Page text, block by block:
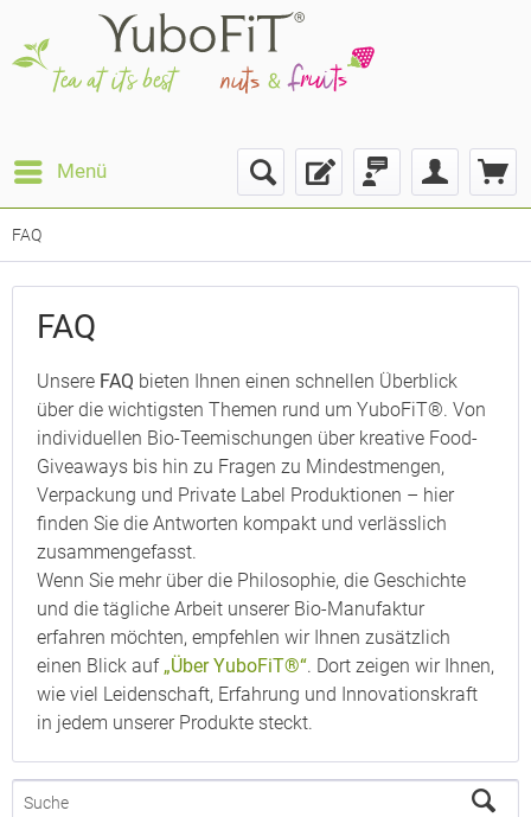
Menü
FAQ
FAQ
Unsere FAQ bieten Ihnen einen schnellen Überblick
über die wichtigsten Themen rund um YuboFiT®. Von
individuellen Bio-Teemischungen über kreative Food-
Giveaways bis hin zu Fragen zu Mindestmengen,
Verpackung und Private Label Produktionen – hier
finden Sie die Antworten kompakt und verlässlich
zusammengefasst.
Wenn Sie mehr über die Philosophie, die Geschichte
und die tägliche Arbeit unserer Bio-Manufaktur
erfahren möchten, empfehlen wir Ihnen zusätzlich
einen Blick auf „Über YuboFiT®“. Dort zeigen wir Ihnen,
wie viel Leidenschaft, Erfahrung und Innovationskraft
in jedem unserer Produkte steckt.